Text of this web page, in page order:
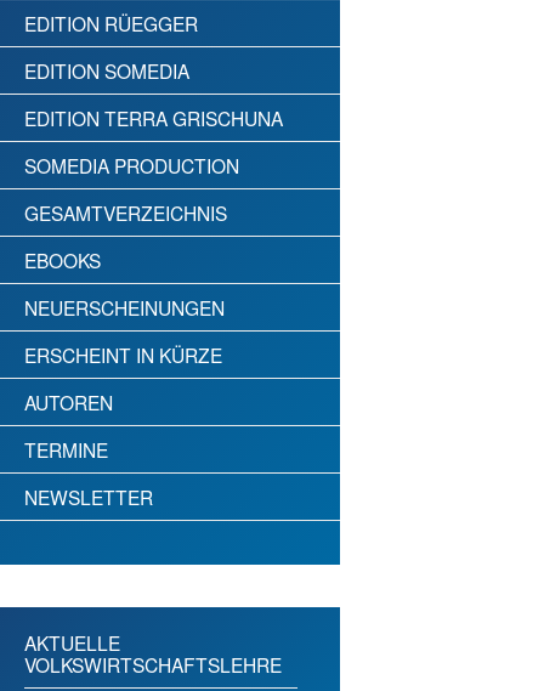
EDITION RÜEGGER
EDITION SOMEDIA
EDITION TERRA GRISCHUNA
SOMEDIA PRODUCTION
GESAMTVERZEICHNIS
EBOOKS
NEUERSCHEINUNGEN
ERSCHEINT IN KÜRZE
AUTOREN
TERMINE
NEWSLETTER
AKTUELLE
VOLKSWIRTSCHAFTSLEHRE